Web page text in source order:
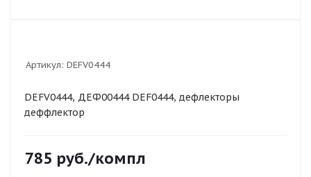
Артикул: DEFV0444
DEFV0444, ДЕФ00444 DEF0444, дефлекторы
деффлектор
785 руб./компл